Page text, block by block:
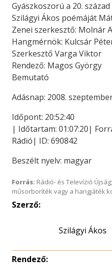
Gyászkoszorú a 20.
Szilágyi Ákos poémáját
Zenei szerkesztő: Molnár
Hangmérnök: Kulcsár
Szerkesztő Varga Viktor
Rendező: Magos György
Bemutató
Adásnap: 2008.
Időpont: 20:52:40
| Időtartam: 01:07:20|
Rádió| ID: 690842
Beszélt nyelv: magyar
Forrás: Rádió- és Televízió
műsorboríték vagy a hangjáték
Szerző:
Szilágyi Ákos
Rendező: